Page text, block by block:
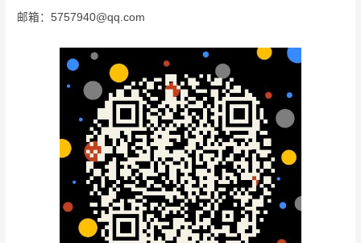
邮箱：5757940@qq.com